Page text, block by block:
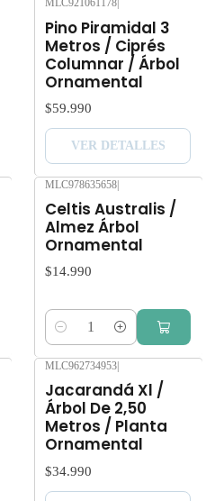
MLC921061178
Pino Piramidal 3
Metros / Ciprés
Columnar / Árbol
Ornamental
$59.990
VER DETALLES
MLC978635658|
Celtis Australis /
Almez Árbol
Ornamental
$14.990
Cantidad
MLC962734953
Jacarandá Xl /
Árbol De 2,50
Metros / Planta
Ornamental
$34.990